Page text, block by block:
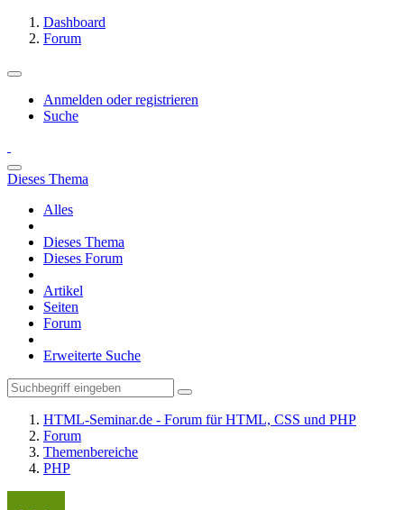
Dashboard
Forum
Anmelden oder registrieren
Suche
Dieses Thema
Alles
Dieses Thema
Dieses Forum
Artikel
Seiten
Forum
Erweiterte Suche
HTML-Seminar.de - Forum für HTML, CSS und PHP
Forum
Themenbereiche
PHP